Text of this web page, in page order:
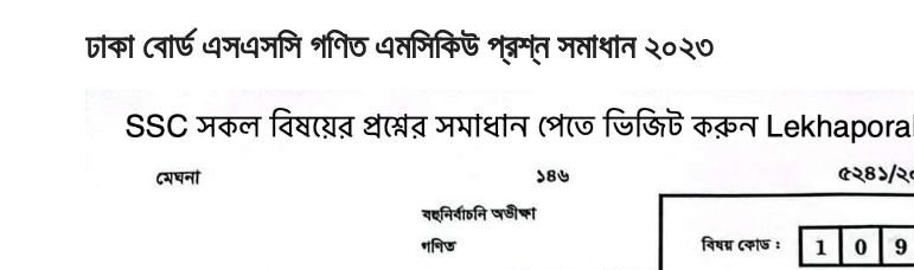
ঢাকা বোর্ড এসএসসি গণিত এমসিকিউ প্রশ্ন সমাধান ২০২৩